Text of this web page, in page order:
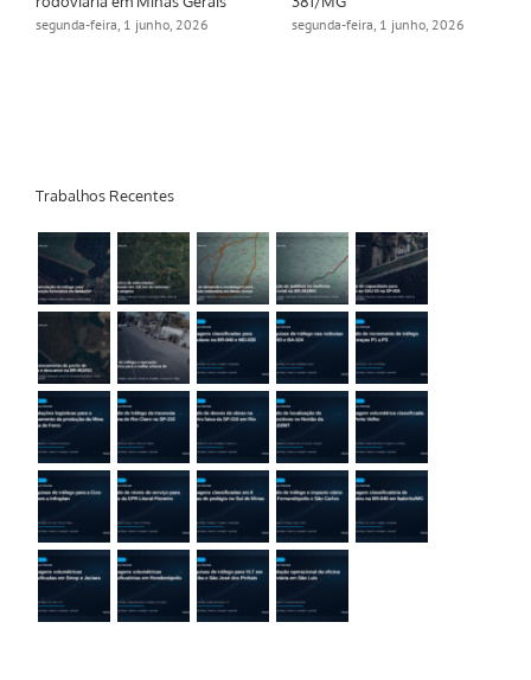
segunda-feira, 1 junho, 2026 segunda-feira, 1 junho, 2026
Trabalhos Recentes